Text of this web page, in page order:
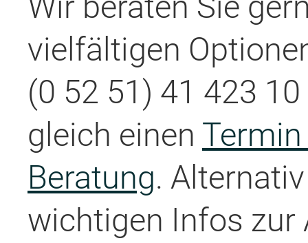
vielfältigen
(0 52 51) 41 423
gleich einen
Beratung.
wichtigen Infos zur